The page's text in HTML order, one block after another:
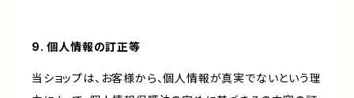
9. 個人情報の訂正等
当ショップは、お客様から、個人情報が真実でないという理